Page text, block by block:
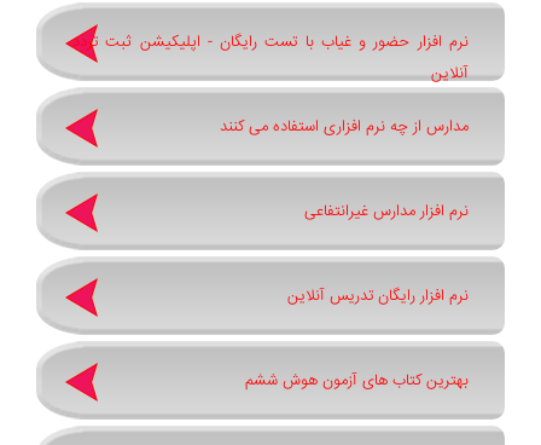
نرم افزار حضور و غیاب با تست رایگان - اپلیکیشن ثبت تردد
آنلاین
مدارس از چه نرم افزاری استفاده می کنند
نرم افزار مدارس غیرانتفاعی
نرم افزار رایگان تدریس آنلاین
بهترین کتاب های آزمون هوش ششم